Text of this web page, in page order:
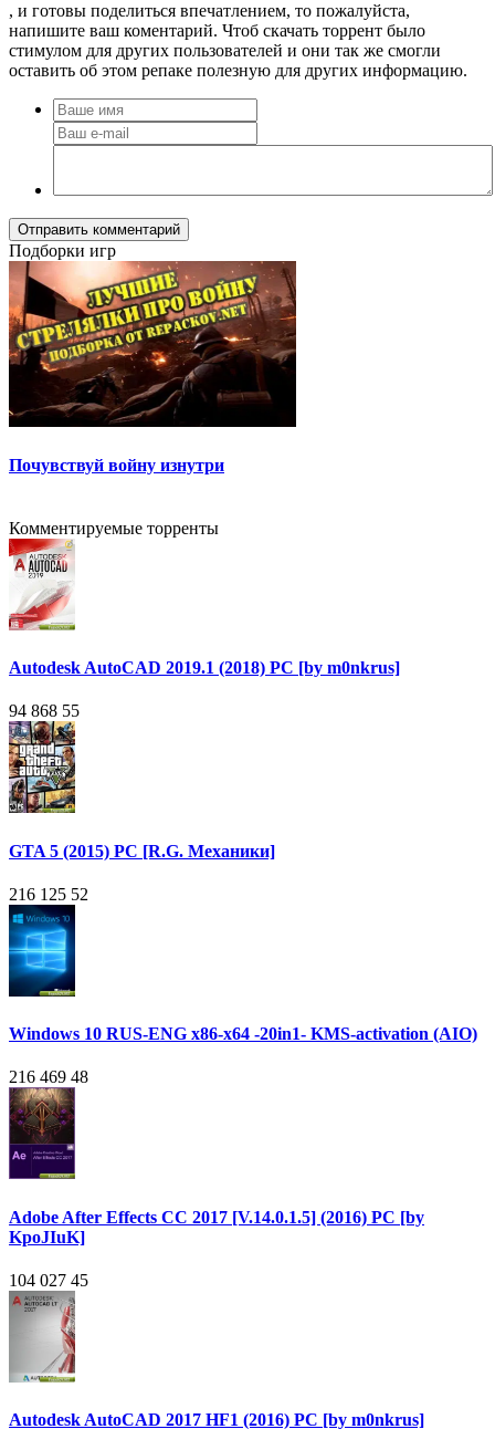
, и готовы поделиться впечатлением, то пожалуйста,
напишите ваш коментарий. Чтоб скачать торрент было
стимулом для других пользователей и они так же смогли
оставить об этом репаке полезную для других информацию.
Отправить комментарий
Подборки игр
Почувствуй войну изнутри
Комментируемые торренты
Autodesk AutoCAD 2019.1 (2018) PC [by m0nkrus]
94 868 55
GTA 5 (2015) PC [R.G. Механики]
216 125 52
Windows 10 RUS-ENG x86-x64 -20in1- KMS-activation (AIO)
216 469 48
Adobe After Effects CC 2017 [V.14.0.1.5] (2016) PC [by
KpoJIuK]
104 027 45
Autodesk AutoCAD 2017 HF1 (2016) PC [by m0nkrus]